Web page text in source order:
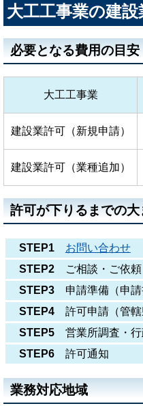
大工工事業の建
必要となる費用の目安
大工工事業
建設業許可（新規申請）
建設業許可（業種追加）
許可が下りるまでの
STEP1
お問い合わせ
STEP2ご相談・ご依頼
STEP3申請準備（申請
STEP4許可申請（管轄
STEP5営業所調査・行
STEP6許可通知
業務対応地域